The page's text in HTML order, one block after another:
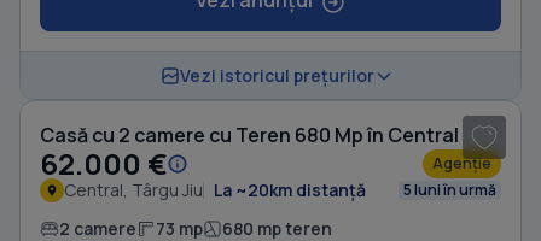
Vezi istoricul prețurilor
Casă cu 2 camere cu Teren 680 Mp în Central
62.000 € Agenție
Central, Târgu Jiu La ~20km distanță 5 luni în urmă
2 camere 73 mp 680 mp teren